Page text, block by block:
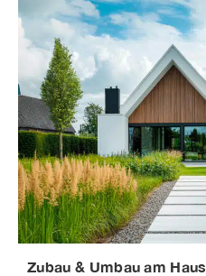
Zubau & Umbau am Haus